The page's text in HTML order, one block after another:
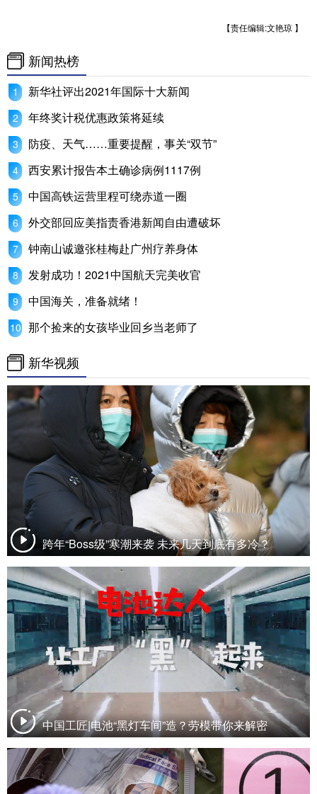
【责任编辑:文艳琼 】
新闻热榜
新华社评出2021年国际十大新闻
年终奖计税优惠政策将延续
防疫、天气……重要提醒，事关“双节”
西安累计报告本土确诊病例1117例
中国高铁运营里程可绕赤道一圈
外交部回应美指责香港新闻自由遭破坏
钟南山诚邀张桂梅赴广州疗养身体
发射成功！2021中国航天完美收官
中国海关，准备就绪！
那个捡来的女孩毕业回乡当老师了
新华视频
跨年“Boss级”寒潮来袭 未来几天到底有多冷？
中国工匠|电池“黑灯车间”造？劳模带你来解密